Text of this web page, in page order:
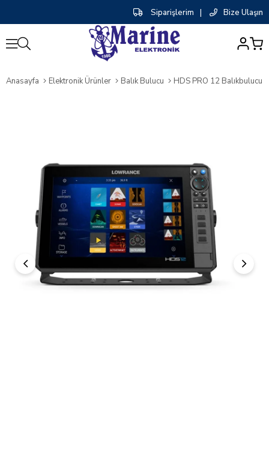
Siparişlerim | Bize Ulaşın
Anasayfa Elektronik Ürünler Balık Bulucu HDS PRO 12 Balıkbulucu